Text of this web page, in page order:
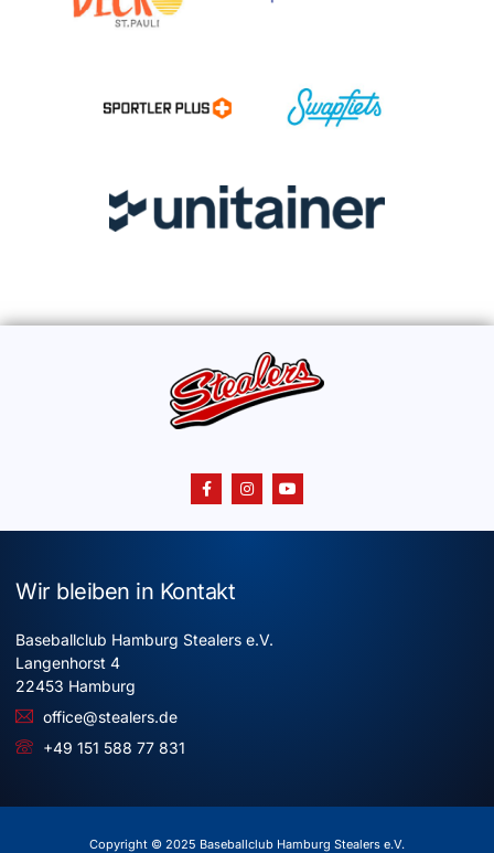
Wir bleiben in Kontakt
Baseballclub Hamburg Stealers e.V.
Langenhorst 4
22453 Hamburg
office@stealers.de
+49 151 588 77 831
Copyright © 2025 Baseballclub Hamburg Stealers e.V.